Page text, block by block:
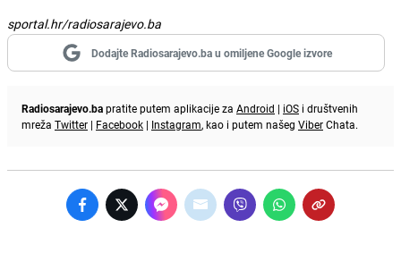
sportal.hr/radiosarajevo.ba
Dodajte Radiosarajevo.ba u omiljene Google izvore
Radiosarajevo.bapratite putem aplikacije za Android | iOS i društvenih
mreža Twitter | Facebook | Instagram, kao i putem našeg ViberChata.